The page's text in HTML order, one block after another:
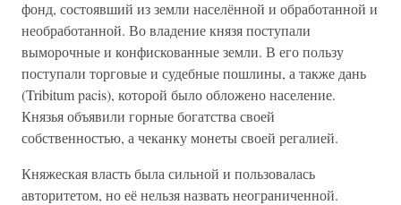
фонд, состоявший из земли населённой и обработанной и
необработанной. Во владение князя поступали
выморочные и конфискованные земли. В его пользу
поступали торговые и судебные пошлины, а также дань
(Tribitum pacis), которой было обложено население.
Князья объявили горные богатства своей
собственностью, а чеканку монеты своей регалией.
Княжеская власть была сильной и пользовалась
авторитетом, но её нельзя назвать неограниченной.